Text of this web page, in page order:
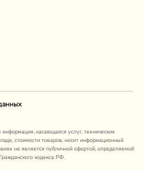
касающаяся услуг, технических
стоимости товаров, носит информационный
не является публичной офертой, определяемой
кодекса РФ.